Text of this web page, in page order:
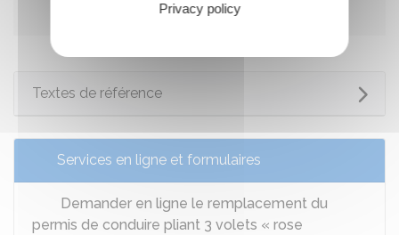
Voir la description longue
Textes de référence
Services en ligne et formulaires
Demander en ligne le remplacement du
permis de conduire pliant 3 volets « rose
Privacy policy